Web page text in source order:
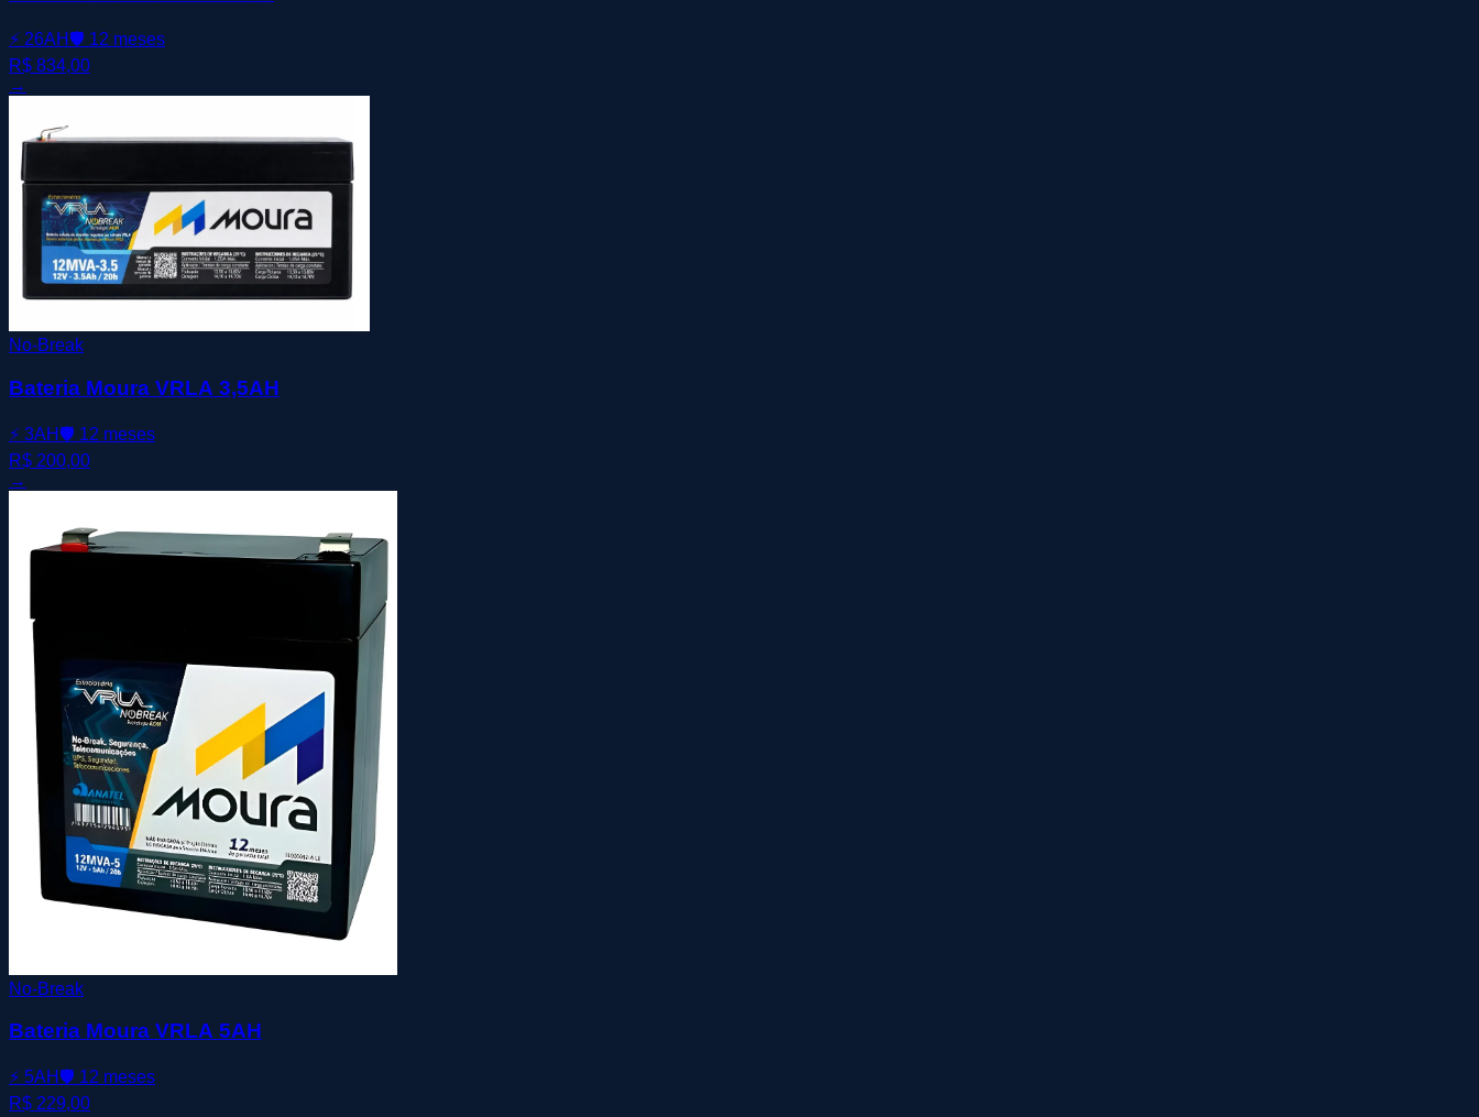
⚡ 26AH 🛡️ 12 meses
R$ 834,00
→
No-Break
Bateria Moura VRLA 3,5AH
⚡ 3AH 🛡️ 12 meses
R$ 200,00
→
No-Break
Bateria Moura VRLA 5AH
⚡ 5AH 🛡️ 12 meses
R$ 229,00